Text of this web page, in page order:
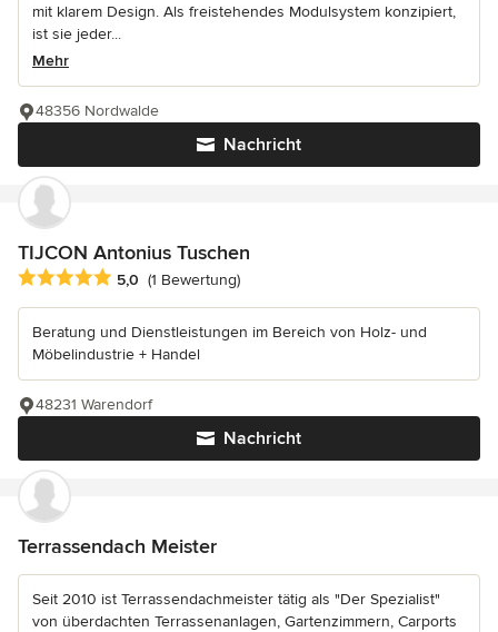
mit klarem Design. Als freistehendes Modulsystem konzipiert,
ist sie jeder...
Mehr
Nachricht
48356 Nordwalde
TIJCON Antonius Tuschen
Durchschnittliche Bewertung: 5 von 5 Sternen
5,0 (1 Bewertung)
Beratung und Dienstleistungen im Bereich von Holz- und
Möbelindustrie + Handel
Nachricht
48231 Warendorf
Terrassendach Meister
Seit 2010 ist Terrassendachmeister tätig als "Der Spezialist"
von überdachten Terrassenanlagen, Gartenzimmern, Carports